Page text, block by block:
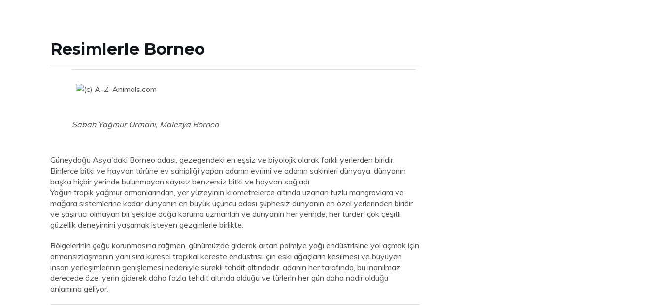
Resimlerle Borneo
Sabah Yağmur Ormanı, Malezya Borneo
Güneydoğu Asya'daki Borneo adası, gezegendeki en eşsiz ve biyolojik olarak farklı yerlerden biridir.
Binlerce bitki ve hayvan türüne ev sahipliği yapan adanın evrimi ve adanın sakinleri dünyaya, dünyanın
başka hiçbir yerinde bulunmayan sayısız benzersiz bitki ve hayvan sağladı.
Yoğun tropik yağmur ormanlarından, yer yüzeyinin kilometrelerce altında uzanan tuzlu mangrovlara ve
mağara sistemlerine kadar dünyanın en büyük üçüncü adası şüphesiz dünyanın en özel yerlerinden biridir
ve şaşırtıcı olmayan bir şekilde doğa koruma uzmanları ve dünyanın her yerinde, her türden çok çeşitli
güzellik deneyimini yaşamak isteyen gezginlerle birlikte.
Bölgelerinin çoğu korunmasına rağmen, günümüzde giderek artan palmiye yağı endüstrisine yol açmak için
ormansızlaşmanın yanı sıra küresel tropikal kereste endüstrisi için eski ağaçların kesilmesi ve büyüyen
insan yerleşimlerinin genişlemesi nedeniyle sürekli tehdit altındadır. adanın her tarafında, bu inanılmaz
derecede özel yerin giderek daha fazla tehdit altında olduğu ve türlerin her gün daha nadir olduğu
anlamına geliyor.